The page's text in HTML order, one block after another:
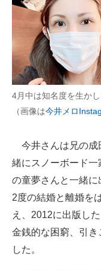
4月中は知名度を生か
（画像は今井メロ
今井さんは兄の成
緒にスノーボード
の童夢さんと一緒
2度の結婚と離婚を
え、2012に出版し
金銭的な困窮、引き
した。